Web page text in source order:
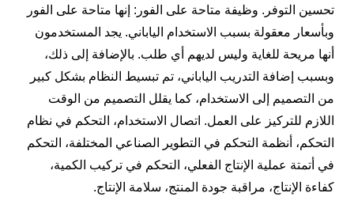
تحسين التوفر. وظيفة متاحة على الفور: إنها متاحة على الفور
وبأسعار معقولة بسبب الاستخدام الياباني. يجد المستخدمون
أنها مريحة للغاية وليس لديهم أي طلب. بالإضافة إلى ذلك،
وبسبب إضافة التدريب الياباني، تم تبسيط النظام بشكل كبير
من التصميم إلى الاستخدام، كما يقلل التصميم من الوقت
اللازم للتركيز على العمل. اتصال الاستخدام، التحكم في نظام
التحكم، أنظمة التحكم في التطوير الصناعي المختلفة، التحكم
في أتمتة عملية الإنتاج الفعلي، التحكم في تركيب الكمية،
كفاءة الإنتاج، مراقبة جودة المنتج، سلامة الإنتاج.